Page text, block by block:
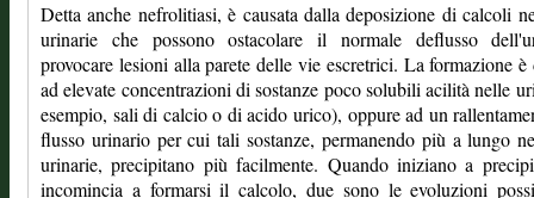
Detta anche nefrolitiasi, è causata dalla deposizione di calcoli
urinarie che possono ostacolare il normale deflusso
provocare lesioni alla parete delle vie escretrici. La formazione è
ad elevate concentrazioni di sostanze poco solubili acilità nelle
esempio, sali di calcio o di acido urico), oppure ad un
flusso urinario per cui tali sostanze, permanendo più a lungo
urinarie, precipitano più facilmente. Quando iniziano a
incomincia a formarsi il calcolo, due sono le evoluzioni